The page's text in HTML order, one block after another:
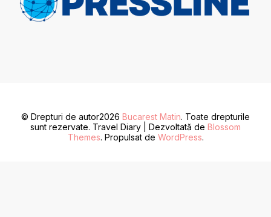
© Drepturi de autor2026 Bucarest Matin. Toate drepturile
sunt rezervate. Travel Diary | Dezvoltată de Blossom
Themes. Propulsat de WordPress.